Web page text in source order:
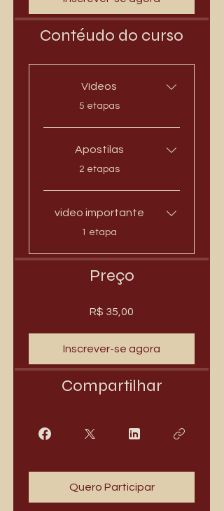
Contéudo do curso
Vídeos
.
5 etapas
Apostilas
.
2 etapas
video importante
.
1 etapa
Preço
R$ 35,00
Inscrever-se agora
Compartilhar
Quero Participar